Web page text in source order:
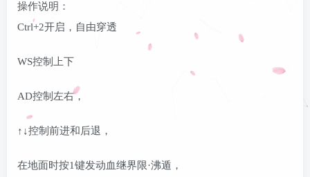
操作说明：
Ctrl+2开启，自由穿透
WS控制上下
AD控制左右，
↑↓控制前进和后退，
在地面时按1键发动血继界限·沸遁，